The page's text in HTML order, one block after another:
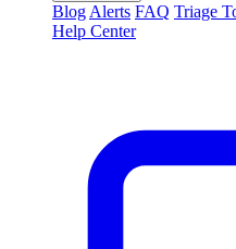
Blog Alerts FAQ Triage
Help Center